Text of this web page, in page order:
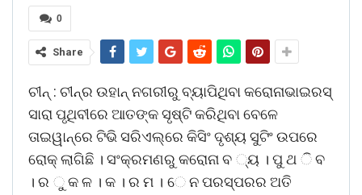
0
Share
ଚୀନ୍‌ : ଚୀନ୍‌ର ଉହାନ୍‌ ନଗରୀରୁ ବ୍ୟାପିଥିବା କରୋନାଭାଇରସ୍‌
ସାରା ପୃଥିବୀରେ ଆତଙ୍କ ସୃଷ୍ଟି କରିଥିବା ବେଳେ
ତାଇୱାନ୍‌ରେ ଟିଭି ସରିଏଲ୍‌ରେ କିସିଂ ଦୃଶ୍ୟ ସୁଟିଂ ଉପରେ
ରୋକ୍‌ ଲାଗିଛି । ସଂକ୍ରମଣରୁ କରୋନା ବ ୍ୟ । ପୁ ଥ ି ବ
। ର ୁ କ ଳ । କ । ର ମ । େ ନ ପରସ୍ପରର ଅତି